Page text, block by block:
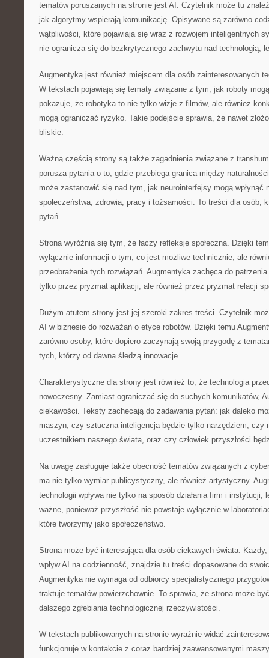
tematów poruszanych na stronie jest AI. Czytelnik może tu
jak algorytmy wspierają komunikację. Opisywane są zarówno
wątpliwości, które pojawiają się wraz z rozwojem inteligentnych
nie ogranicza się do bezkrytycznego zachwytu nad technologią,
Augmentyka jest również miejscem dla osób zainteresowanych
W tekstach pojawiają się tematy związane z tym, jak roboty
pokazuje, że robotyka to nie tylko wizje z filmów, ale również
mogą ograniczać ryzyko. Takie podejście sprawia, że nawet
bliskie.
Ważną częścią strony są także zagadnienia związane z
porusza pytania o to, gdzie przebiega granica między
może zastanowić się nad tym, jak neurointerfejsy mogą wpłynąć
społeczeństwa, zdrowia, pracy i tożsamości. To treści dla osób,
pytań.
Strona wyróżnia się tym, że łączy refleksję społeczną. Dzięki
wyłącznie informacji o tym, co jest możliwe technicznie, ale
przeobrażenia tych rozwiązań. Augmentyka zachęca do
tylko przez pryzmat aplikacji, ale również przez pryzmat relacji
Dużym atutem strony jest jej szeroki zakres treści. Czytelnik
AI w biznesie do rozważań o etyce robotów. Dzięki temu
zarówno osoby, które dopiero zaczynają swoją przygodę z
tych, którzy od dawna śledzą innowacje.
Charakterystyczne dla strony jest również to, że technologia
nowoczesny. Zamiast ograniczać się do suchych komunikatów,
ciekawości. Teksty zachęcają do zadawania pytań: jak daleko
maszyn, czy sztuczna inteligencja będzie tylko narzędziem, czy
uczestnikiem naszego świata, oraz czy człowiek przyszłości
Na uwagę zasługuje także obecność tematów związanych z
ma nie tylko wymiar publicystyczny, ale również artystyczny.
technologii wpływa nie tylko na sposób działania firm i instytucji,
ważne, ponieważ przyszłość nie powstaje wyłącznie w
które tworzymy jako społeczeństwo.
Strona może być interesująca dla osób ciekawych świata.
wpływ AI na codzienność, znajdzie tu treści dopasowane do
Augmentyka nie wymaga od odbiorcy specjalistycznego
traktuje tematów powierzchownie. To sprawia, że strona może
dalszego zgłębiania technologicznej rzeczywistości.
W tekstach publikowanych na stronie wyraźnie widać
funkcjonuje w kontakcie z coraz bardziej zaawansowanymi